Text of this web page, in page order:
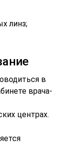
линз;
в
врача-
центрах.